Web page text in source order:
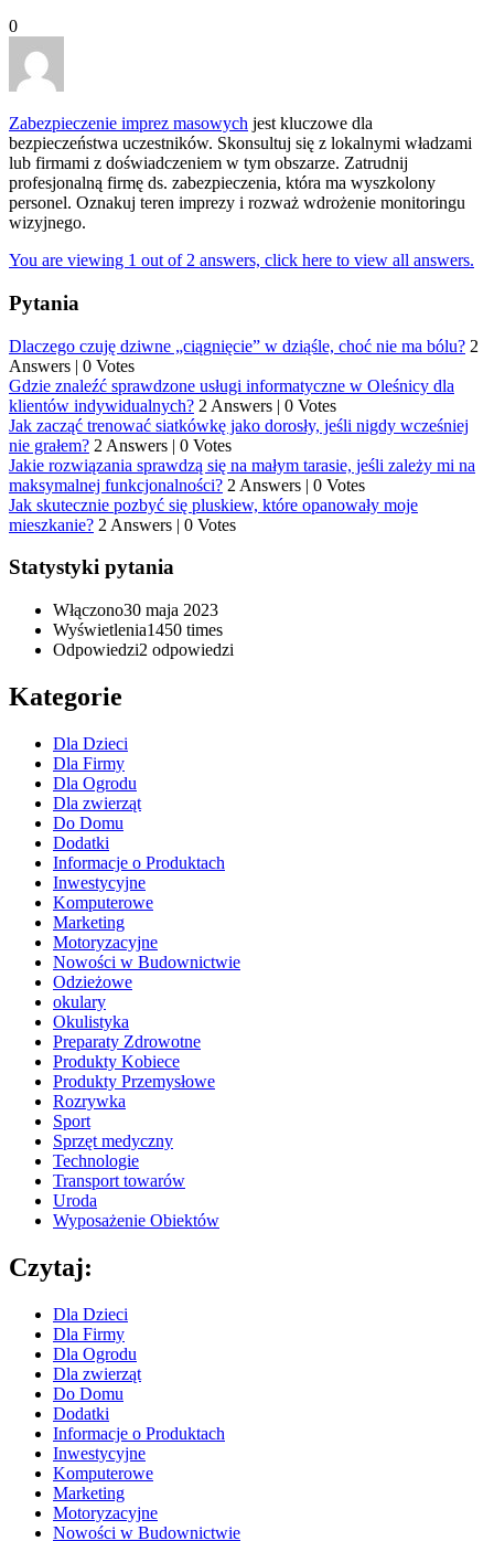
0
Zabezpieczenie imprez masowych jest kluczowe dla
bezpieczeństwa uczestników. Skonsultuj się z lokalnymi władzami
lub firmami z doświadczeniem w tym obszarze. Zatrudnij
profesjonalną firmę ds. zabezpieczenia, która ma wyszkolony
personel. Oznakuj teren imprezy i rozważ wdrożenie monitoringu
wizyjnego.
You are viewing 1 out of 2 answers, click here to view all answers.
Pytania
Dlaczego czuję dziwne „ciągnięcie” w dziąśle, choć nie ma bólu? 2
Answers | 0 Votes
Gdzie znaleźć sprawdzone usługi informatyczne w Oleśnicy dla
klientów indywidualnych? 2 Answers | 0 Votes
Jak zacząć trenować siatkówkę jako dorosły, jeśli nigdy wcześniej
nie grałem? 2 Answers | 0 Votes
Jakie rozwiązania sprawdzą się na małym tarasie, jeśli zależy mi na
maksymalnej funkcjonalności? 2 Answers | 0 Votes
Jak skutecznie pozbyć się pluskiew, które opanowały moje
mieszkanie? 2 Answers | 0 Votes
Statystyki pytania
Włączono30 maja 2023
Wyświetlenia1450 times
Odpowiedzi2 odpowiedzi
Kategorie
Dla Dzieci
Dla Firmy
Dla Ogrodu
Dla zwierząt
Do Domu
Dodatki
Informacje o Produktach
Inwestycyjne
Komputerowe
Marketing
Motoryzacyjne
Nowości w Budownictwie
Odzieżowe
okulary
Okulistyka
Preparaty Zdrowotne
Produkty Kobiece
Produkty Przemysłowe
Rozrywka
Sport
Sprzęt medyczny
Technologie
Transport towarów
Uroda
Wyposażenie Obiektów
Czytaj:
Dla Dzieci
Dla Firmy
Dla Ogrodu
Dla zwierząt
Do Domu
Dodatki
Informacje o Produktach
Inwestycyjne
Komputerowe
Marketing
Motoryzacyjne
Nowości w Budownictwie